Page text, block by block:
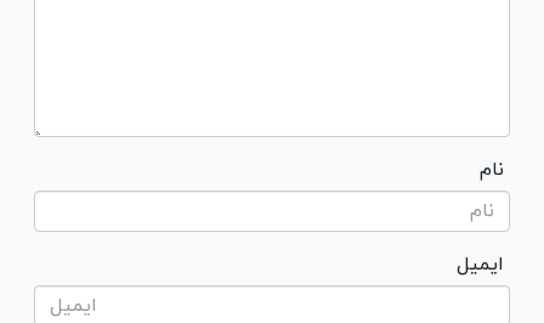
نام
ایمیل